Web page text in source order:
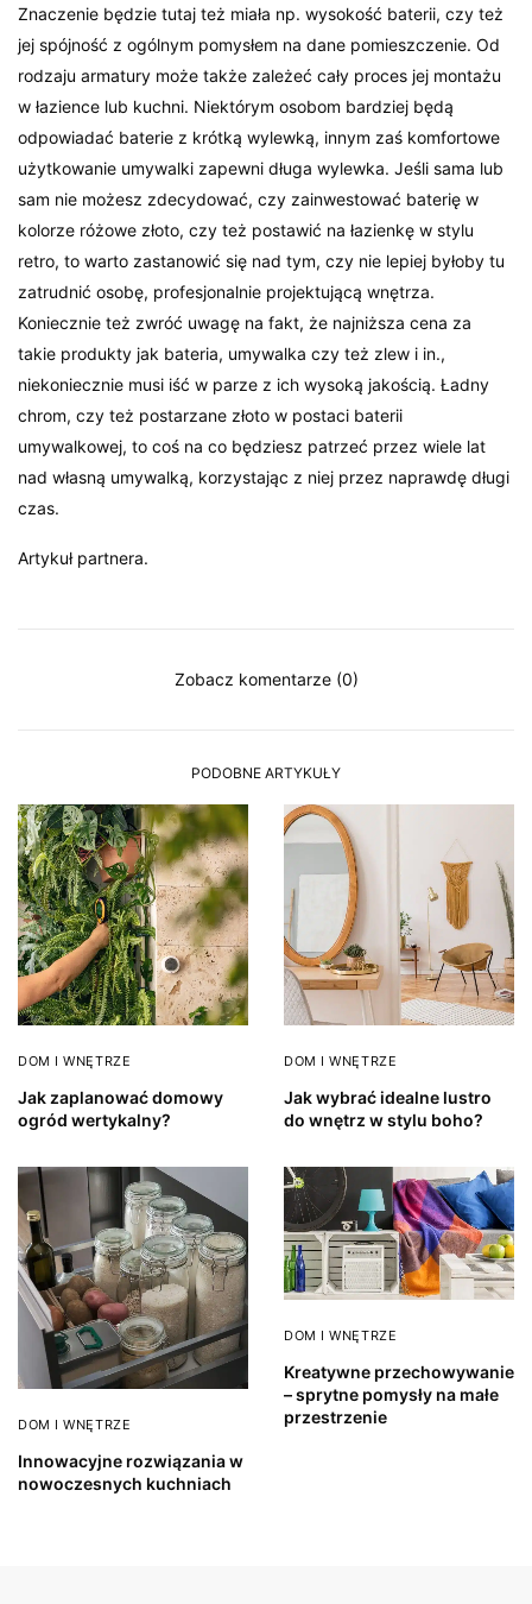
Znaczenie będzie tutaj też miała np. wysokość baterii, czy też
jej spójność z ogólnym pomysłem na dane pomieszczenie. Od
rodzaju armatury może także zależeć cały proces jej montażu
w łazience lub kuchni. Niektórym osobom bardziej będą
odpowiadać baterie z krótką wylewką, innym zaś komfortowe
użytkowanie umywalki zapewni długa wylewka. Jeśli sama lub
sam nie możesz zdecydować, czy zainwestować baterię w
kolorze różowe złoto, czy też postawić na łazienkę w stylu
retro, to warto zastanowić się nad tym, czy nie lepiej byłoby tu
zatrudnić osobę, profesjonalnie projektującą wnętrza.
Koniecznie też zwróć uwagę na fakt, że najniższa cena za
takie produkty jak bateria, umywalka czy też zlew i in.,
niekoniecznie musi iść w parze z ich wysoką jakością. Ładny
chrom, czy też postarzane złoto w postaci baterii
umywalkowej, to coś na co będziesz patrzeć przez wiele lat
nad własną umywalką, korzystając z niej przez naprawdę długi
czas.
Artykuł partnera.
Zobacz komentarze (0)
PODOBNE ARTYKUŁY
DOM I WNĘTRZE
Jak zaplanować domowy
ogród wertykalny?
DOM I WNĘTRZE
Jak wybrać idealne lustro
do wnętrz w stylu boho?
DOM I WNĘTRZE
Innowacyjne rozwiązania w
nowoczesnych kuchniach
DOM I WNĘTRZE
Kreatywne przechowywanie
– sprytne pomysły na małe
przestrzenie